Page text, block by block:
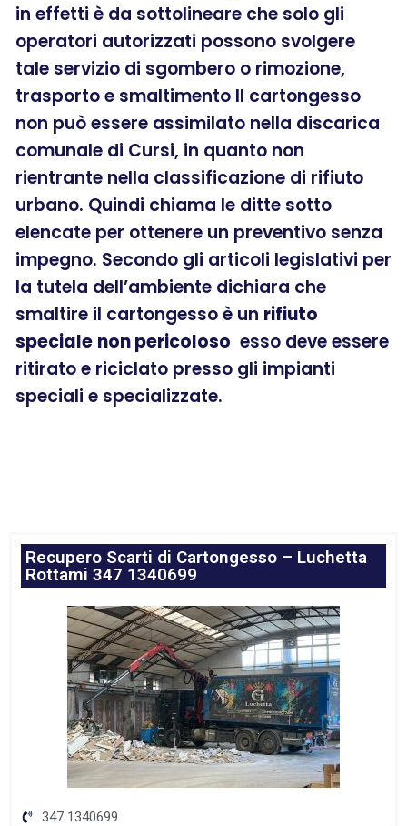
in effetti è da sottolineare che solo gli
operatori autorizzati possono svolgere
tale servizio di sgombero o rimozione,
trasporto e smaltimento Il cartongesso
non può essere assimilato nella discarica
comunale di Cursi, in quanto non
rientrante nella classificazione di rifiuto
urbano. Quindi chiama le ditte sotto
elencate per ottenere un preventivo senza
impegno. Secondo gli articoli legislativi per
la tutela dell’ambiente dichiara che
smaltire il cartongesso è un rifiuto
speciale non pericoloso esso deve essere
ritirato e riciclato presso gli impianti
speciali e specializzate.
Recupero Scarti di Cartongesso – Luchetta
Rottami 347 1340699
347 1340699